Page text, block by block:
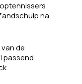
na
de
passend